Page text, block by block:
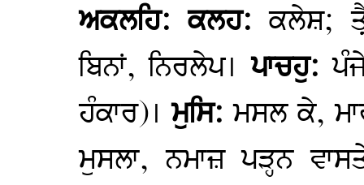
ਅਕਲਹਿ: ਕਲਹ:ਕਲੇਸ਼;
ਬਿਨਾਂ, ਨਿਰਲੇਪ।ਪਾਚਹੁ:
ਹੰਕਾਰ)।ਮੁਸਿ:ਮਸਲ ਕੇ,
ਮੁਸਲਾ, ਨਮਾਜ਼ ਪੜ੍ਹਨ